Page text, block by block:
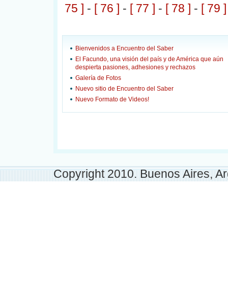
75 ] - [ 76 ] - [ 77 ] - [ 78 ] - [ 79 ]
Bienvenidos a Encuentro del Saber
El Facundo, una visión del país y de América que aún
despierta pasiones, adhesiones y rechazos
Galería de Fotos
Nuevo sitio de Encuentro del Saber
Nuevo Formato de Videos!
Copyright 2010. Buenos Aires,